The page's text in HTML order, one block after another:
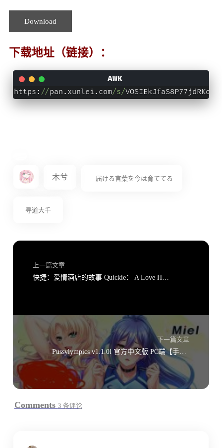
Download
下载地址（链接）：
https: //pan.xunlei.com/s/
木兮 届ける言葉を今は育ててる
寻道大千
上一篇文章
下一篇文章
Pussylympics v1.1.0l 官方中文版 PC端【手机可使用joiplay】
Comments 3 条评论